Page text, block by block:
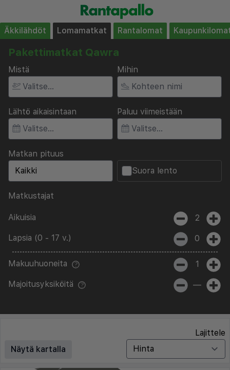
Äkkilähdöt Lomamatkat Rantalomat
Pakettimatkat Qawra
Mistä Mihin
Lähtö aikaisintaan Paluu viimeistään
Matkan pituus
Suora lento
Matkustajat
Aikuisia 2
Lapsia (0 - 17 v.) 0
Makuuhuoneita 1
Majoitusyksiköitä —
Näytä kartalla
Lajittele